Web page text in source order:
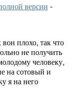
версии -
плохо, так что
не получить
человеку,
на сотовый и
я на него